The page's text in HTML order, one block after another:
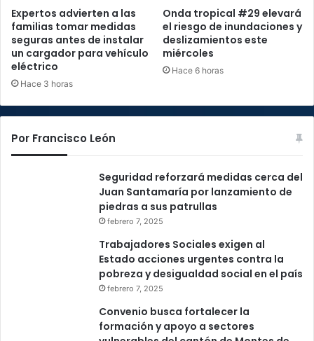
Expertos advierten a las
familias tomar medidas
seguras antes de instalar
un cargador para vehículo
eléctrico
Hace 3 horas
Onda tropical #29 elevará
el riesgo de inundaciones y
deslizamientos este
miércoles
Hace 6 horas
Por Francisco León
Seguridad reforzará medidas cerca del
Juan Santamaría por lanzamiento de
piedras a sus patrullas
febrero 7, 2025
Trabajadores Sociales exigen al
Estado acciones urgentes contra la
pobreza y desigualdad social en el país
febrero 7, 2025
Convenio busca fortalecer la
formación y apoyo a sectores